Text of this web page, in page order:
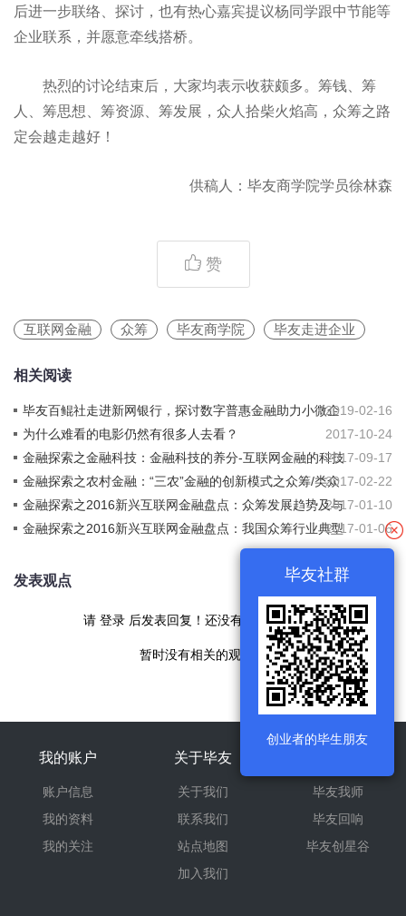
后进一步联络、探讨，也有热心嘉宾提议杨同学跟中节能等
企业联系，并愿意牵线搭桥。
热烈的讨论结束后，大家均表示收获颇多。筹钱、筹
人、筹思想、筹资源、筹发展，众人拾柴火焰高，众筹之路
定会越走越好！
供稿人：毕友商学院学员徐林森
赞
互联网金融 众筹 毕友商学院 毕友走进企业
相关阅读
毕友百鲲社走进新网银行，探讨数字普惠金融助力小微企
业创新模式
2019-02-16
为什么难看的电影仍然有很多人去看？
2017-10-24
金融探索之金融科技：金融科技的养分-互联网金融的科技
再进化
2017-09-17
金融探索之农村金融：“三农”金融的创新模式之众筹/类众
筹模式
2017-02-22
金融探索之2016新兴互联网金融盘点：众筹发展趋势及与
新技术结合的创新探索
2017-01-10
金融探索之2016新兴互联网金融盘点：我国众筹行业典型2017-01-06
发表观点
请 登录 后发表回复！还没有帐号现在注册
暂时没有相关的观点！
我的账户
账户信息
我的资料
我的关注
关于毕友
关于我们
联系我们
站点地图
加入我们
毕友我师
毕友回响
毕友创星谷
毕友社群
创业者的毕生朋友